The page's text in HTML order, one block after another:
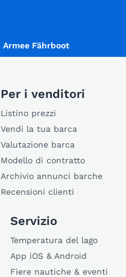
Armee Fährboot
Per i venditori
Listino prezzi
Vendi la tua barca
Valutazione barca
Modello di contratto
Archivio annunci barche
Recensioni clienti
Servizio
Temperatura del lago
App iOS & Android
Fiere nautiche & eventi